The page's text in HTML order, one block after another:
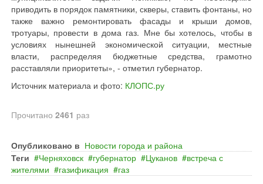
приводить в порядок памятники, скверы, ставить фонтаны, но
также важно ремонтировать фасады и крыши домов,
тротуары, провести в дома газ. Мне бы хотелось, чтобы в
условиях нынешней экономической ситуации, местные
власти, распределяя бюджетные средства, грамотно
расставляли приоритеты», - отметил губернатор.
Источник материала и фото: КЛОПС.ру
Прочитано 2461 раз
Опубликовано в Новости города и района
Теги
Черняховск губернатор Цуканов
встреча с
жителями
газификация газ